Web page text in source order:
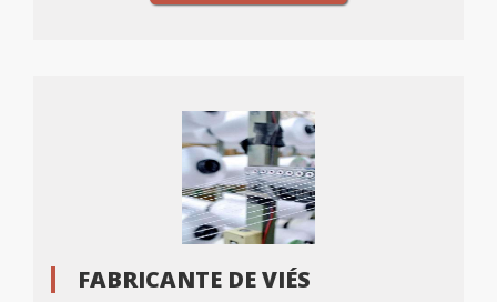
FABRICANTE DE VIÉS